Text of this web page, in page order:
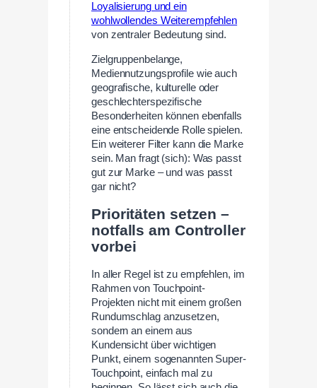
Loyalisierung und ein
wohlwollendes Weiterempfehlen
von zentraler Bedeutung sind.
Zielgruppenbelange,
Mediennutzungsprofile wie auch
geografische, kulturelle oder
geschlechterspezifische
Besonderheiten können ebenfalls
eine entscheidende Rolle spielen.
Ein weiterer Filter kann die Marke
sein. Man fragt (sich): Was passt
gut zur Marke – und was passt
gar nicht?
Prioritäten setzen –
notfalls am Controller
vorbei
In aller Regel ist zu empfehlen, im
Rahmen von Touchpoint-
Projekten nicht mit einem großen
Rundumschlag anzusetzen,
sondern an einem aus
Kundensicht über wichtigen
Punkt, einem sogenannten Super-
Touchpoint, einfach mal zu